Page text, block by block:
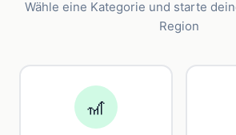
Wähle eine Kategorie und starte
Region
🎢